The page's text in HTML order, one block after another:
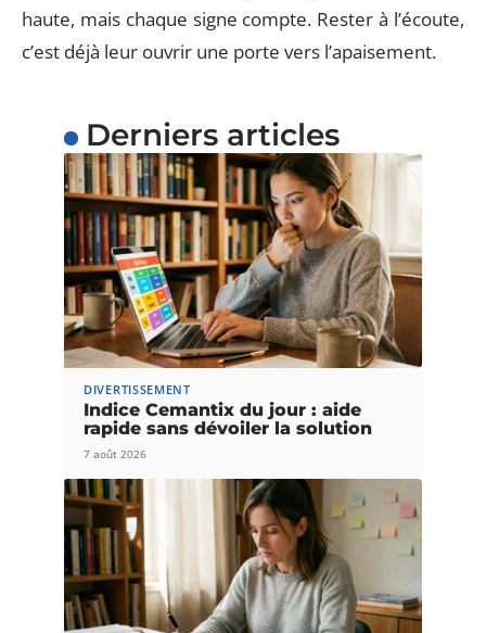
haute, mais chaque signe compte. Rester à l’écoute,
c’est déjà leur ouvrir une porte vers l’apaisement.
Derniers articles
DIVERTISSEMENT
Indice Cemantix du jour : aide
rapide sans dévoiler la solution
7 août 2026